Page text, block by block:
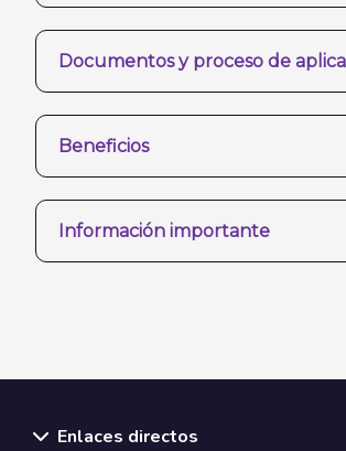
Documentos y proceso de
Beneficios
Información importante
Enlaces directos